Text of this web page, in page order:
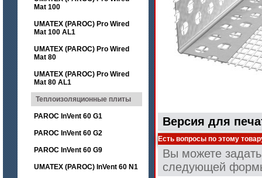
Mat 100
UMATEX (PAROC) Pro Wired
Mat 100 AL1
UMATEX (PAROC) Pro Wired
Mat 80
UMATEX (PAROC) Pro Wired
Mat 80 AL1
Теплоизоляционные плиты
PAROC InVent 60 G1
PAROC InVent 60 G2
PAROC InVent 60 G9
UMATEX (PAROC) InVent 60 N1
Версия для
Есть вопросы по этому
Вы можете
следующей